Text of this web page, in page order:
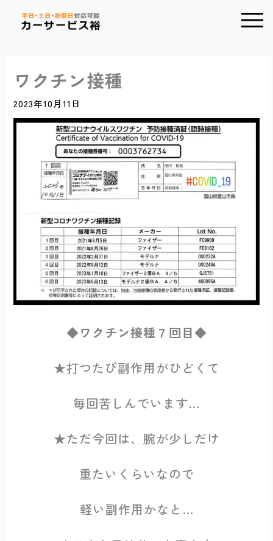
Main
Menu
ワクチン接種
2023年10月11日
◆ワクチン接種７回目◆
★打つたび副作用がひどくて
毎回苦しんでいます…
★ただ今回は、腕が少しだけ
重たいくらいなので
軽い副作用かなと…